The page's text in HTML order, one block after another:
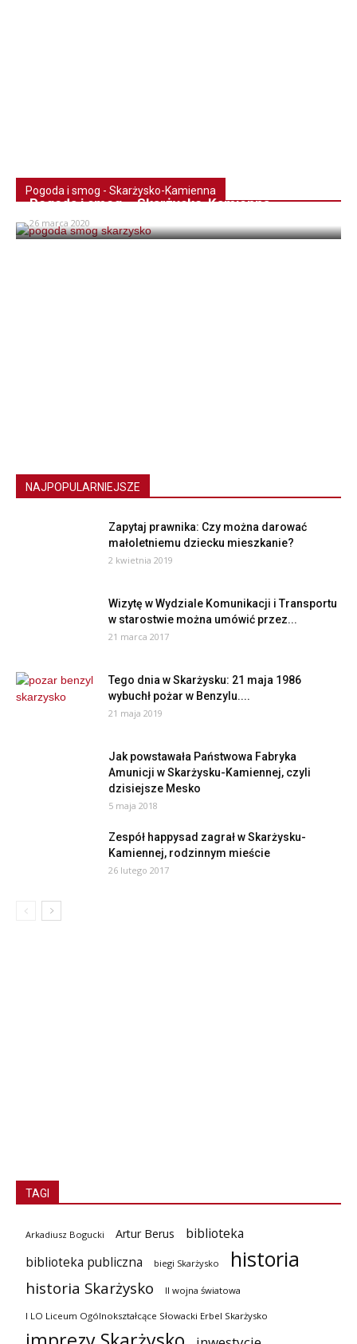
Pogoda i smog - Skarżysko-Kamienna
Pogoda i smog – Skarżysko-Kamienna
26 marca 2020
NAJPOPULARNIEJSZE
Zapytaj prawnika: Czy można darować
małoletniemu dziecku mieszkanie?
2 kwietnia 2019
Wizytę w Wydziale Komunikacji i Transportu
w starostwie można umówić przez...
21 marca 2017
Tego dnia w Skarżysku: 21 maja 1986
wybuchł pożar w Benzylu....
21 maja 2019
Jak powstawała Państwowa Fabryka
Amunicji w Skarżysku-Kamiennej, czyli
dzisiejsze Mesko
5 maja 2018
Zespół happysad zagrał w Skarżysku-
Kamiennej, rodzinnym mieście
26 lutego 2017
TAGI
Arkadiusz Bogucki Artur Berus
biblioteka
biblioteka publiczna
biegi Skarżysko historia
historia Skarżysko II wojna światowa
I LO Liceum Ogólnokształcące Słowacki Erbel Skarżysko